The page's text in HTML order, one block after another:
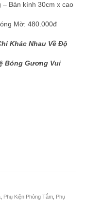
– Bán kính 30cm x cao
Mờ: 480.000đ
Khác Nhau Về Độ
Bóng Gương Vui
Phụ Kiện Phòng Tắm Phụ